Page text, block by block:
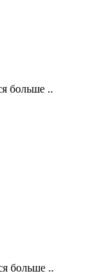
больше ..
больше ..